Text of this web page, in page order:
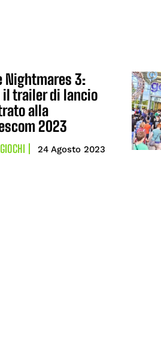
Nightmares 3:
il trailer di lancio
alla
2023
24 Agosto 2023